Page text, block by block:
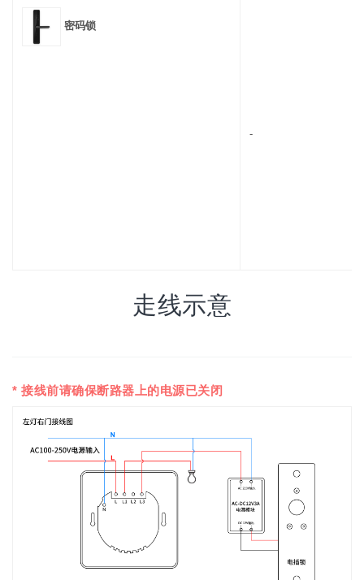
密码锁
-
走线示意
* 接线前请确保断路器上的电源已关闭